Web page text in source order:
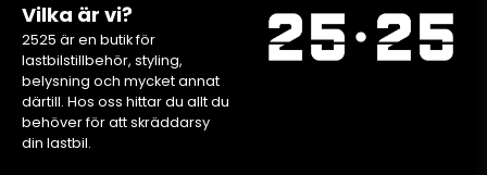
Vilka är vi?
2525 är en butik för
lastbilstillbehör, styling,
belysning och mycket annat
därtill. Hos oss hittar du allt du
behöver för att skräddarsy
din lastbil.